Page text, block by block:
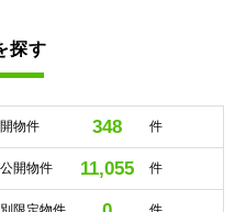
探す
物件 348 件
開物件 11,055 件